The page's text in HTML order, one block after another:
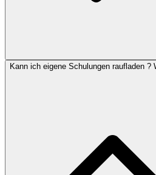
Kann ich eigene Schulungen raufladen ?